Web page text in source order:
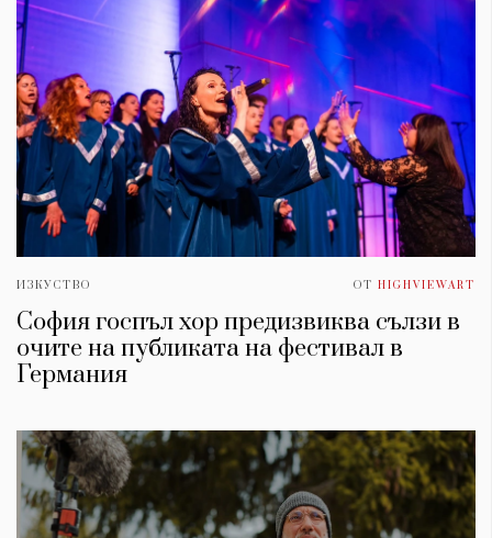
ИЗКУСТВО ОТ HIGHVIEWART
София госпъл хор предизвиква сълзи в
очите на публиката на фестивал в
Германия